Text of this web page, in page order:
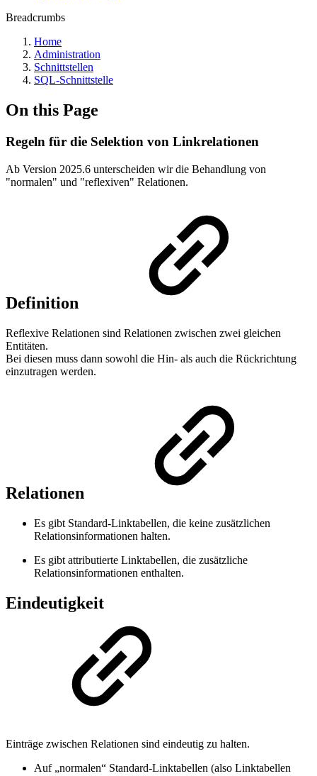
Breadcrumbs
Home
Administration
Schnittstellen
SQL-Schnittstelle
On this Page
Regeln für die Selektion von Linkrelationen
Ab Version 2025.6 unterscheiden wir die Behandlung von
"normalen" und "reflexiven" Relationen.
Definition
Reflexive Relationen sind Relationen zwischen zwei gleichen
Entitäten.
Bei diesen muss dann sowohl die Hin- als auch die Rückrichtung
einzutragen werden.
Relationen
Es gibt Standard-Linktabellen, die keine zusätzlichen
Relationsinformationen halten.
Es gibt attributierte Linktabellen, die zusätzliche
Relationsinformationen enthalten.
Eindeutigkeit
Einträge zwischen Relationen sind eindeutig zu halten.
Auf „normalen“ Standard-Linktabellen (also Linktabellen